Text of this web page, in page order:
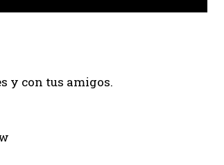
y con tus amigos.